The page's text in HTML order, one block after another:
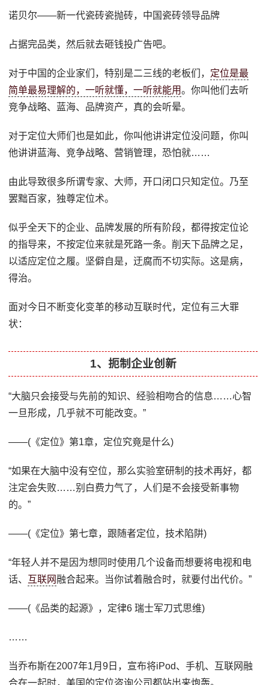
诺贝尔——新一代瓷砖瓷抛砖，中国瓷砖领导品牌
占据完品类，然后就去砸钱投广告吧。
对于中国的企业家们，特别是二三线的老板们， 定位是最
简单最易理解的，一听就懂，一听就能用。你叫他们去听
竞争战略、蓝海、品牌资产，真的会听晕。
对于定位大师们也是如此，你叫他讲讲定位没问题，你叫
他讲讲蓝海、竞争战略、营销管理，恐怕就……
由此导致很多所谓专家、大师，开口闭口只知定位。乃至
罢黜百家，独尊定位术。
似乎全天下的企业、品牌发展的所有阶段，都得按定位论
的指导来，不按定位来就是死路一条。削天下品牌之足，
以适应定位之履。坚僻自是，迂腐而不切实际。这是病，
得治。
面对今日不断变化变革的移动互联时代，定位有三大罪
状：
1、扼制企业创新
“大脑只会接受与先前的知识、经验相吻合的信息……心智
一旦形成，几乎就不可能改变。”
——(《定位》第1章，定位究竟是什么)
“如果在大脑中没有空位，那么实验室研制的技术再好，都
注定会失败……别白费力气了，人们是不会接受新事物
的。”
——(《定位》第七章，跟随者定位，技术陷阱)
“年轻人并不是因为想同时使用几个设备而想要将电视和电
话、
互联网 融合起来。当你试着融合时，就要付出代价。”
——(《品类的起源》，定律6 瑞士军刀式思维)
……
当乔布斯在2007年1月9日，宣布将iPod、手机、互联网融